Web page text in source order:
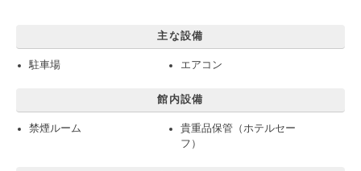
主な設備
駐車場 エアコン
館内設備
禁煙ルーム
貴重品保管（ホテルセー
フ）